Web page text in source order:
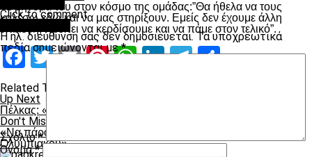
Το μήνυμά του στον κόσμο της ομάδας:”Θα ήθελα να τους
καλέσω εδώ και να μας στηρίξουν. Εμείς δεν έχουμε άλλη
επιλογή, πρέπει να κερδίσουμε και να πάμε στον τελικό”.
Facebook
Twitter
EmailPinterest
WhatsApp
LinkedIn
Telegram
Related Topics:
Up Next
Πέλκας: «Πρώτα ο Πλατανιάς»
Don't Miss
«Να πάρουμε τις δύο νίκες, δε μας επηρεάζει το θέμα του
Ολυμπιακού»
Click to comment
Η ηλ. διεύθυνση σας δεν δημοσιεύεται. Τα υποχρεωτικά
πεδία σημειώνονται με*
Σχόλιο*
Όνομα*